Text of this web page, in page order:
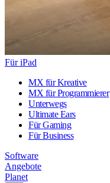
Für iPad
MX für Kreative
MX für Programmierer
Unterwegs
Ultimate Ears
Für Gaming
Für Business
Software
Angebote
Planet